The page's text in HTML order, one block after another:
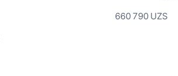
660 790 UZS